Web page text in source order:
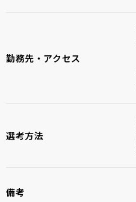
勤務先・アクセス
選考方法
備考